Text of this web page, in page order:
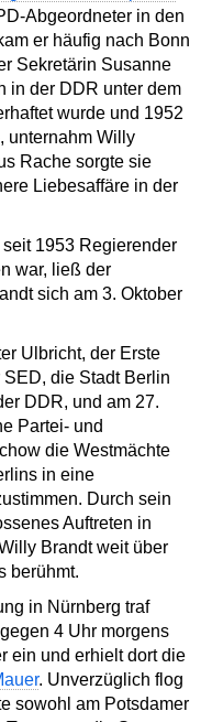
Abgeordneter in den
er häufig nach Bonn
Sekretärin Susanne
in der DDR unter dem
wurde und 1952
unternahm Willy
Rache sorgte sie
Liebesaffäre in der
seit 1953 Regierender
war, ließ der
sich am 3. Oktober
Ulbricht, der Erste
die Stadt Berlin
DDR, und am 27.
Partei- und
die Westmächte
in eine
Durch sein
Auftreten in
Brandt weit über
berühmt.
in Nürnberg traf
4 Uhr morgens
ein und erhielt dort die
. Unverzüglich flog
sowohl am Potsdamer